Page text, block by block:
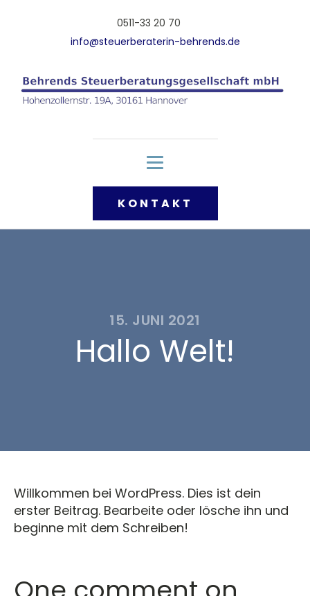
0511-33 20 70
info@steuerberaterin-behrends.de
KONTAKT
15. JUNI 2021
Hallo Welt!
Willkommen bei WordPress. Dies ist dein
erster Beitrag. Bearbeite oder lösche ihn und
beginne mit dem Schreiben!